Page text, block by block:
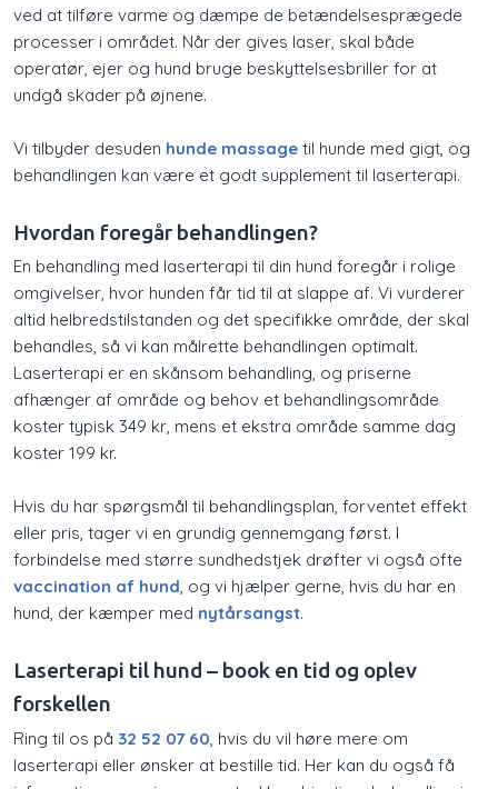
ved at tilføre varme og dæmpe de betændelsesprægede
processer i området. Når der gives laser, skal både
operatør, ejer og hund bruge beskyttelsesbriller for at
undgå skader på øjnene.
Vi tilbyder desuden hunde massagetil hunde med gigt, og
behandlingen kan være et godt supplement til laserterapi.
Hvordan foregår behandlingen?
​En behandling med laserterapi til din hund foregår i rolige
omgivelser, hvor hunden får tid til at slappe af. Vi vurderer
altid helbredstilstanden og det specifikke område, der skal
behandles, så vi kan målrette behandlingen optimalt.
Laserterapi er en skånsom behandling, og priserne
afhænger af område og behov et behandlingsområde
koster typisk 349 kr, mens et ekstra område samme dag
koster 199 kr.
Hvis du har spørgsmål til behandlingsplan, forventet effekt
eller pris, tager vi en grundig gennemgang først. I
forbindelse med større sundhedstjek drøfter vi også ofte
vaccination af hund, og vi hjælper gerne, hvis du har en
hund, der kæmper med nytårsangst.
Laserterapi til hund – book en tid og oplev
forskellen
Ring til os på 32 52 07 60, hvis du vil høre mere om
laserterapi eller ønsker at bestille tid. Her kan du også få